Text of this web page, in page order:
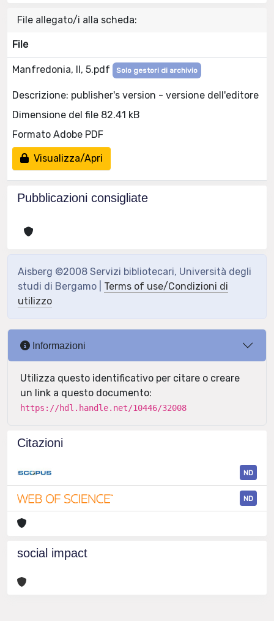
File allegato/i alla scheda:
File
Manfredonia, II, 5.pdf Solo gestori di archivio
Descrizione: publisher's version - versione dell'editore
Dimensione del file 82.41 kB
Formato Adobe PDF
Visualizza/Apri
Pubblicazioni consigliate
Aisberg ©2008 Servizi bibliotecari, Università degli
studi di Bergamo | Terms of use/Condizioni di
utilizzo
Informazioni
Utilizza questo identificativo per citare o creare
un link a questo documento:
https://hdl.handle.net/10446/32008
Citazioni
ND
ND
social impact